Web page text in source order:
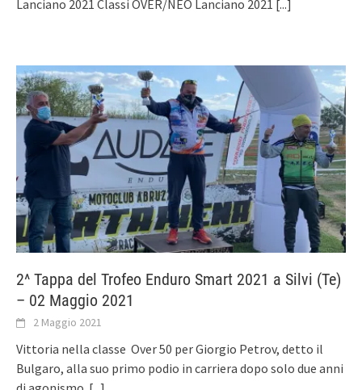
Lanciano 2021 Classi OVER/NEO Lanciano 2021 [...]
2^ Tappa del Trofeo Enduro Smart 2021 a Silvi (Te)
– 02 Maggio 2021
2 Maggio 2021
Vittoria nella classe Over 50 per Giorgio Petrov, detto il
Bulgaro, alla suo primo podio in carriera dopo solo due anni